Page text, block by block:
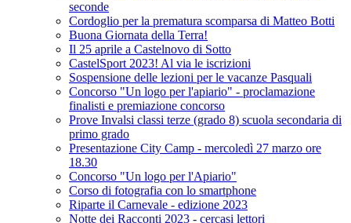
seconde
Cordoglio per la prematura scomparsa di Matteo Botti
Buona Giornata della Terra!
Il 25 aprile a Castelnovo di Sotto
CastelSport 2023! Al via le iscrizioni
Sospensione delle lezioni per le vacanze Pasquali
Concorso "Un logo per l'apiario" - proclamazione
finalisti e premiazione concorso
Prove Invalsi classi terze (grado 8) scuola secondaria di
primo grado
Presentazione City Camp - mercoledì 27 marzo ore
18.30
Concorso "Un logo per l'Apiario"
Corso di fotografia con lo smartphone
Riparte il Carnevale - edizione 2023
Notte dei Racconti 2023 - cercasi lettori